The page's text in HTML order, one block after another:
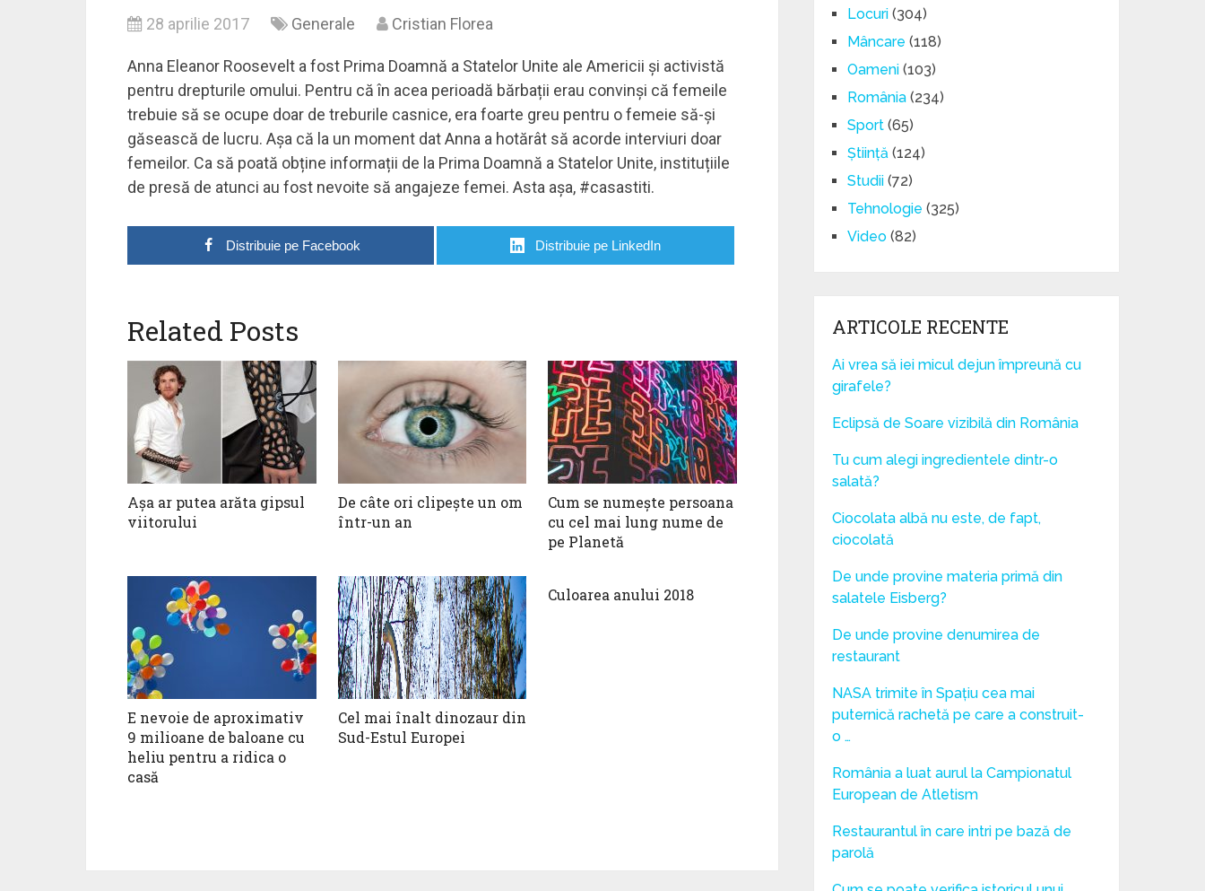
28 aprilie 2017 Generale Cristian Florea
Anna Eleanor Roosevelt a fost Prima Doamnă a Statelor Unite ale Americii și activistă
pentru drepturile omului. Pentru că în acea perioadă bărbații erau convinși că femeile
trebuie să se ocupe doar de treburile casnice, era foarte greu pentru o femeie să-și
găsească de lucru. Așa că la un moment dat Anna a hotărât să acorde interviuri doar
femeilor. Ca să poată obține informații de la Prima Doamnă a Statelor Unite, instituțiile
de presă de atunci au fost nevoite să angajeze femei. Asta așa, #casastiti.
Distribuie pe Facebook Distribuie pe LinkedIn
Related Posts
Așa ar putea arăta gipsul
viitorului
De câte ori clipeşte un om
într-un an
Cum se numește persoana
cu cel mai lung nume de
pe Planetă
E nevoie de aproximativ
9 milioane de baloane cu
heliu pentru a ridica o
casă
Cel mai înalt dinozaur din
Sud-Estul Europei
Culoarea anului 2018
Locuri (304)
Mâncare (118)
Oameni (103)
România (234)
Sport (65)
Știință (124)
Studii (72)
Tehnologie (325)
Video (82)
ARTICOLE RECENTE
Ai vrea să iei micul dejun împreună cu
girafele?
Eclipsă de Soare vizibilă din România
Tu cum alegi ingredientele dintr-o
salată?
Ciocolata albă nu este, de fapt,
ciocolată
De unde provine materia primă din
salatele Eisberg?
De unde provine denumirea de
restaurant
NASA trimite în Spațiu cea mai
puternică rachetă pe care a construit-
o …
România a luat aurul la Campionatul
European de Atletism
Restaurantul în care intri pe bază de
parolă